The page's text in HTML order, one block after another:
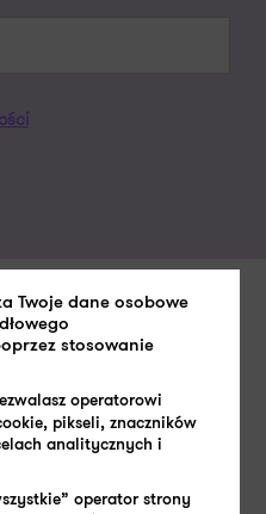
także
Twoje dane osobowe
stosowanie
operatorowi
pikseli, znaczników
analitycznych i
operator strony